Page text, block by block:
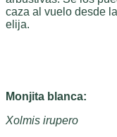
caza al vuelo desde
elija.
Monjita blanca:
Xolmis irupero